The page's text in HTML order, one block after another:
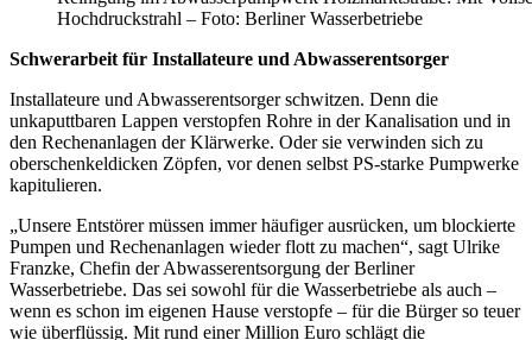
Hochdruckstrahl – Foto: Berliner Wasserbetriebe
Schwerarbeit für Installateure und Abwasserentsorger
Installateure und Abwasserentsorger schwitzen. Denn die
unkaputtbaren Lappen verstopfen Rohre in der Kanalisation und in
den Rechenanlagen der Klärwerke. Oder sie verwinden sich zu
ober­schenkeldicken Zöpfen, vor denen selbst PS-starke Pumpwerke
kapitulieren.
„Unsere Entstörer müssen immer häufiger ausrücken, um blockierte
Pumpen und Rechen­anlagen wieder flott zu machen“, sagt Ulrike
Franzke, Chefin der Abwasserentsorgung der Berliner
Wasserbetriebe. Das sei sowohl für die Wasserbetriebe als auch –
wenn es schon im eigenen Hause verstopfe – für die Bürger so teuer
wie überflüssig. Mit rund einer Million Euro schlägt die